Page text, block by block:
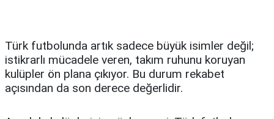
Türk futbolunda artık sadece büyük isimler değil;
istikrarlı mücadele veren, takım ruhunu koruyan
kulüpler ön plana çıkıyor. Bu durum rekabet
açısından da son derece değerlidir.